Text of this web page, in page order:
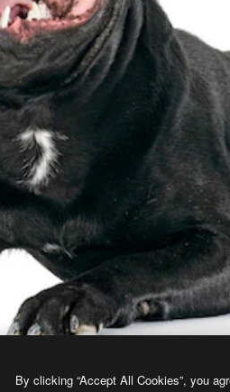
By clicking “Accept All Cookies”, you